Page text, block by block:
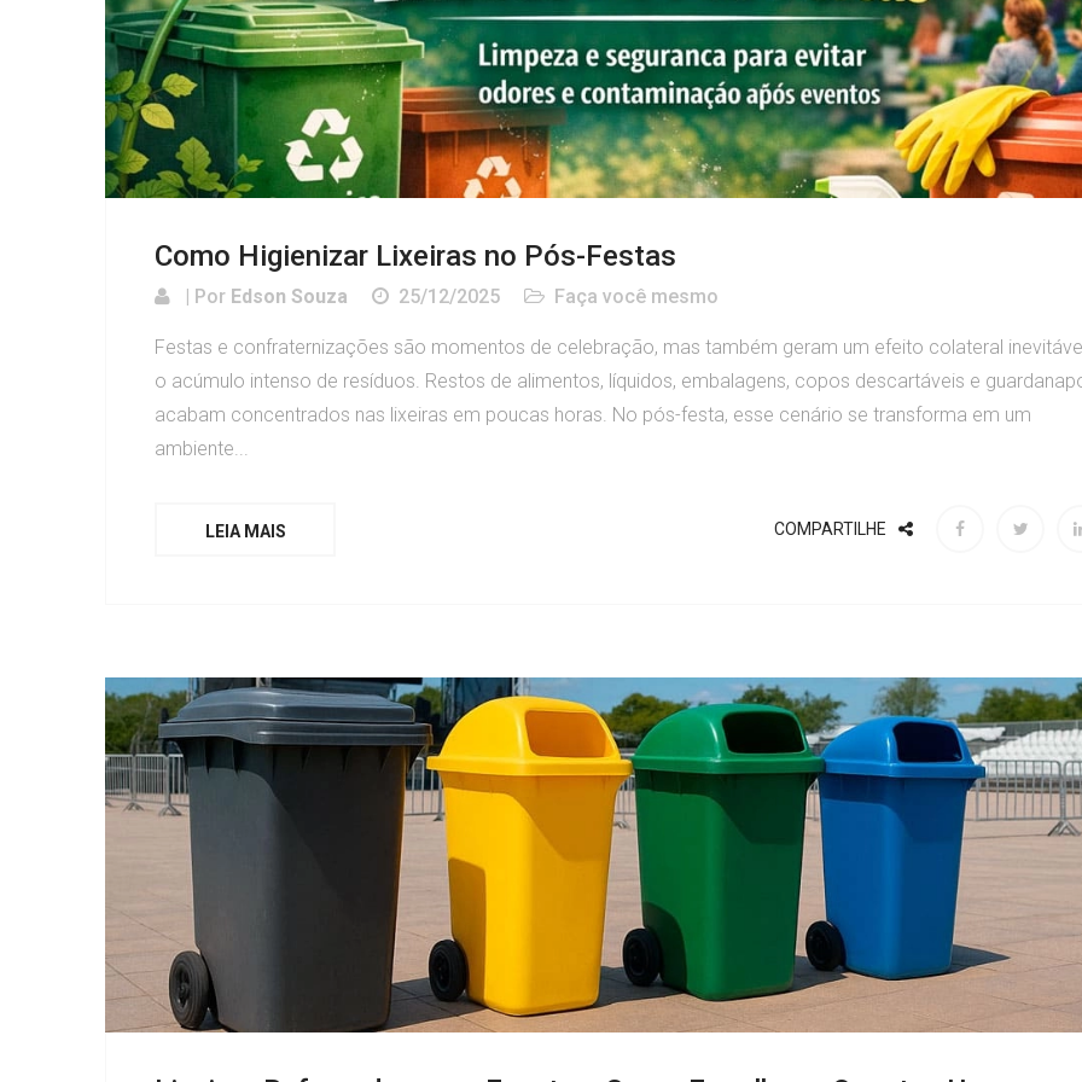
Como Higienizar Lixeiras no Pós-Festas
| Por Edson Souza 25/12/2025 Faça você mesmo
Festas e confraternizações são momentos de celebração, mas também geram um efeito colateral
o acúmulo intenso de resíduos. Restos de alimentos, líquidos, embalagens, copos descartáveis e
acabam concentrados nas lixeiras em poucas horas. No pós-festa, esse cenário se transforma em um
ambiente...
LEIA MAIS COMPARTILHE